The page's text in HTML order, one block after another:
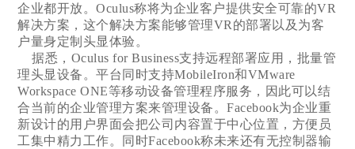
企业都开放。Oculus称将为企业客户提供安全可靠的VR
解决方案，这个解决方案能够管理VR的部署以及为客
户量身定制头显体验。
据悉，Oculus for Business支持远程部署应用，批量管
理头显设备。平台同时支持MobileIron和VMware
Workspace ONE等移动设备管理程序服务，因此可以结
合当前的企业管理方案来管理设备。Facebook为企业重
新设计的用户界面会把公司内容置于中心位置，方便员
工集中精力工作。同时Facebook称未来还有无控制器输